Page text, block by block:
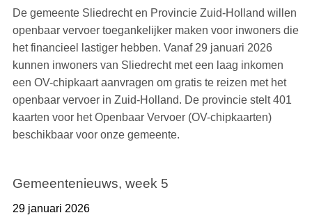
De gemeente Sliedrecht en Provincie Zuid-Holland willen
openbaar vervoer toegankelijker maken voor inwoners die
het financieel lastiger hebben. Vanaf 29 januari 2026
kunnen inwoners van Sliedrecht met een laag inkomen
een OV-chipkaart aanvragen om gratis te reizen met het
openbaar vervoer in Zuid-Holland. De provincie stelt 401
kaarten voor het Openbaar Vervoer (OV-chipkaarten)
beschikbaar voor onze gemeente.
Gemeentenieuws, week 5
29 januari 2026